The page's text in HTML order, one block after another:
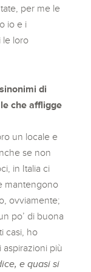
per me le
io e i
le loro
di
che affligge
un locale e
se non
in Italia ci
mantengono
ovviamente;
po’ di buona
casi, ho
aspirazioni più
e quasi si